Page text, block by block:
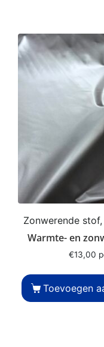
Zonwerende
Warmte- en
€13,00
Toevoegen